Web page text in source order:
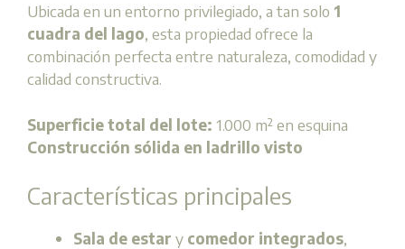
Ubicada en un entorno privilegiado, a tan solo 1
cuadra del lago, esta propiedad ofrece la
combinación perfecta entre naturaleza, comodidad y
calidad constructiva.
Superficie total del lote: 1.000 m² en esquina
Construcción sólida en ladrillo visto
Características principales
Sala de estar y comedor integrados,